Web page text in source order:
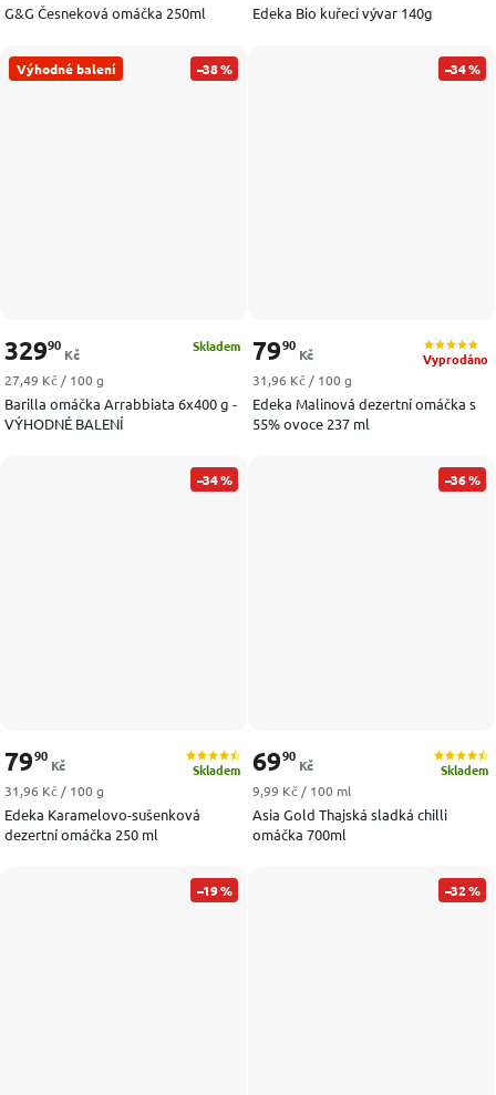
G&G Česneková omáčka 250ml Edeka Bio kuřecí vývar 140g
Výhodné balení –38 %
Barilla omáčka Arrabbiata 6x400 g -
VÝHODNÉ BALENÍ
Skladem
32990
Kč
Měrná cena:
27,49 Kč / 100 g
–34 %
Edeka Malinová dezertní omáčka s
55% ovoce 237 ml
Vyprodáno
7990
Kč
Měrná cena:
31,96 Kč / 100 g
–34 %
Edeka Karamelovo-sušenková
dezertní omáčka 250 ml
Skladem
7990
Kč
Měrná cena:
31,96 Kč / 100 g
–36 %
Asia Gold Thajská sladká chilli
omáčka 700ml
Skladem
6990
Kč
Měrná cena:
9,99 Kč / 100 ml
–19 % –32 %